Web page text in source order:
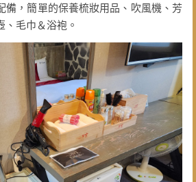
備，簡單的保養梳妝用品、吹風機、芳
毛巾＆浴袍。